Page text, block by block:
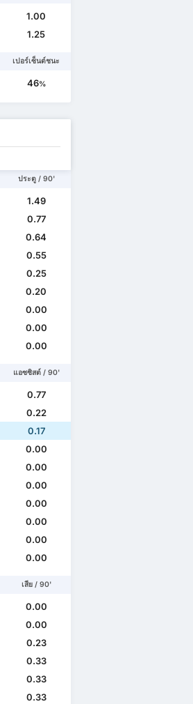
1.00
1.25
เปอร์เซ็นต์ชนะ
46%
ประตู / 90'
1.49
0.77
0.64
0.55
0.25
0.20
0.00
0.00
0.00
แอซซิสต์ / 90'
0.77
0.22
0.17
0.00
0.00
0.00
0.00
0.00
0.00
0.00
เสีย / 90'
0.00
0.00
0.23
0.33
0.33
0.33